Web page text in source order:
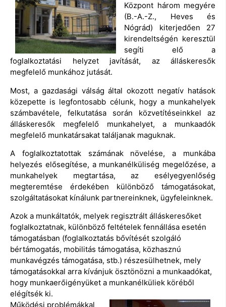
Központ három megyére
(B.-A.-Z., Heves és
Nógrád) kiterjedően 27
kirendeltségén keresztül
segíti elő a
foglalkoztatási helyzet javítását, az álláskeresők
megfelelő munkához jutását.
Most, a gazdasági válság által okozott negatív hatások
közepette is legfontosabb célunk, hogy a munkahelyek
számbavétele, felkutatása során közvetítéseinkkel az
álláskeresők megfelelő munkahelyet, a munkaadók
megfelelő munkatársakat találjanak maguknak.
A foglalkoztatottak számának növelése, a munkába
helyezés elősegítése, a munkanélküliség megelőzése, a
munkahelyek megtartása, az esélyegyenlőség
megteremtése érdekében különböző támogatásokat,
szolgáltatásokat kínálunk partnereinknek, ügyfeleinknek.
Azok a munkáltatók, melyek regisztrált álláskeresőket
foglalkoztatnak, különböző feltételek fennállása esetén
támogatásban (foglalkoztatás bővítését szolgáló
bértámogatás, mobilitás támogatása, közhasznú
munkavégzés támogatása, stb.) részesülhetnek, mely
támogatásokkal arra kívánjuk ösztönözni a munkaadókat,
hogy munkaerőigényüket a munkanélküliek köréből
elégítsék ki.
Működési problémákkal